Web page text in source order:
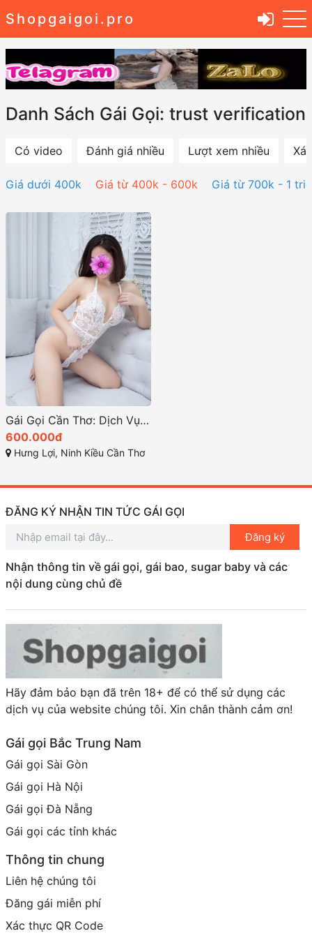
Shopgaigoi.pro
Danh Sách Gái Gọi: trust verification
Có video Đánh giá nhiều Lượt xem nhiều
Giá dưới 400k Giá từ 400k - 600k Giá từ 700k - 1
Gái Gọi Cần Thơ: Dịch Vụ Giải Trí Cao Cấp
600.000đ
Hưng Lợi, Ninh Kiều Cần Thơ
ĐĂNG KÝ NHẬN TIN TỨC GÁI GỌI
Đăng ký
Nhận thông tin về gái gọi, gái bao, sugar baby và các
nội dung cùng chủ đề
Hãy đảm bảo bạn đã trên 18+ để có thể sử dụng các
dịch vụ của website chúng tôi. Xin chân thành cảm ơn!
Gái gọi Bắc Trung Nam
Gái gọi Sài Gòn
Gái gọi Hà Nội
Gái gọi Đà Nẵng
Gái gọi các tỉnh khác
Thông tin chung
Liên hệ chúng tôi
Đăng gái miễn phí
Xác thực QR Code